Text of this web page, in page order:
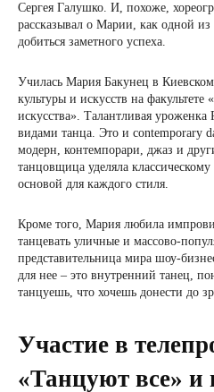
Сергея Галушко. И, похоже,
рассказывал о Марии, как одной из
добиться заметного успеха.
Училась Мария Бакунец в
культуры и искусств на факультете
искусства». Талантливая
видами танца. Это и contemporary
модерн, контемпорари, джаз и
танцовщица уделяла классическому
основой для каждого стиля.
Кроме того, Мария любила
танцевать уличные и массово-
представительница мира шоу-
для нее – это внутренний танец,
танцуешь, что хочешь донести до
Участие в
«Танцуют все» и